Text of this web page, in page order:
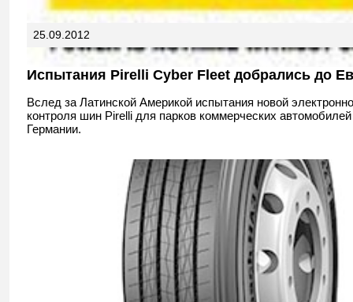
25.09.2012
Испытания Pirelli Cyber Fleet добрались до
Вслед за Латинской Америкой испытания новой
контроля шин Pirelli для парков коммерческих
Германии.